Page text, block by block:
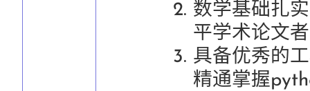
数学基础扎
平学术论文
具备优秀的
精通掌握